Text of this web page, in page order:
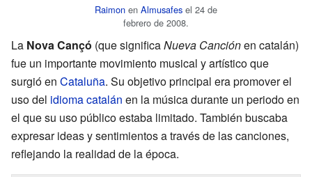
Raimon en Almusafes el 24 de
febrero de 2008.
La Nova Cançó (que significaNueva Canciónen catalán)
fue un importante movimiento musical y artístico que
surgió en Cataluña. Su objetivo principal era promover el
uso del idioma catalán en la música durante un periodo en
el que su uso público estaba limitado. También buscaba
expresar ideas y sentimientos a través de las canciones,
reflejando la realidad de la época.